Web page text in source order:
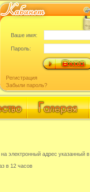
Ваше имя:
Пароль:
Регистрация
Забыли пароль?
электронный адрес указанный в
в 12 часов